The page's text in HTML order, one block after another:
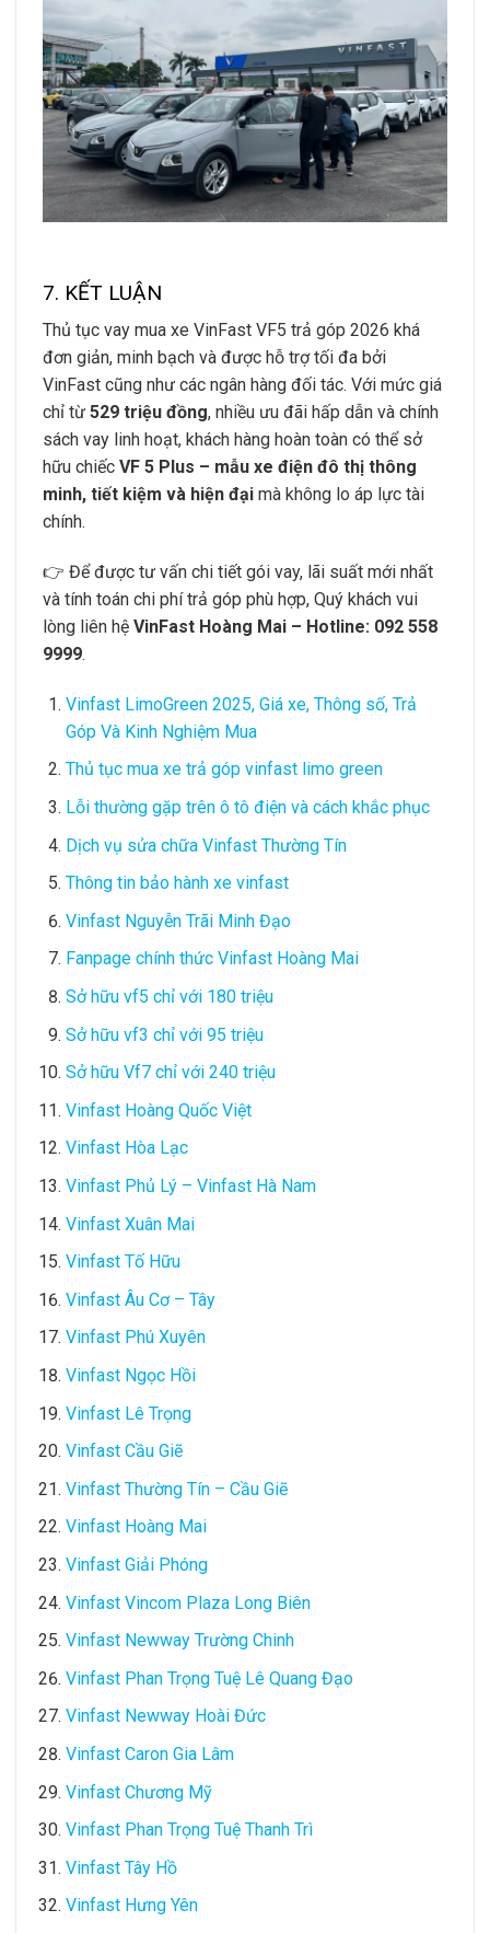
7. KẾT LUẬN
Thủ tục vay mua xe VinFast VF5 trả góp 2026 khá
đơn giản, minh bạch và được hỗ trợ tối đa bởi
VinFast cũng như các ngân hàng đối tác. Với mức giá
chỉ từ 529 triệu đồng, nhiều ưu đãi hấp dẫn và chính
sách vay linh hoạt, khách hàng hoàn toàn có thể sở
hữu chiếc VF 5 Plus – mẫu xe điện đô thị thông
minh, tiết kiệm và hiện đại mà không lo áp lực tài
chính.
👉 Để được tư vấn chi tiết gói vay, lãi suất mới nhất
và tính toán chi phí trả góp phù hợp, Quý khách vui
lòng liên hệ VinFast Hoàng Mai – Hotline: 092 558
9999.
Vinfast LimoGreen 2025, Giá xe, Thông số, Trả
Góp Và Kinh Nghiệm Mua
Thủ tục mua xe trả góp vinfast limo green
Lỗi thường gặp trên ô tô điện và cách khắc phục
Dịch vụ sửa chữa Vinfast Thường Tín
Thông tin bảo hành xe vinfast
Vinfast Nguyễn Trãi Minh Đạo
Fanpage chính thức Vinfast Hoàng Mai
Sở hữu vf5 chỉ với 180 triệu
Sở hữu vf3 chỉ với 95 triệu
Sở hữu Vf7 chỉ với 240 triệu
Vinfast Hoàng Quốc Việt
Vinfast Hòa Lạc
Vinfast Phủ Lý – Vinfast Hà Nam
Vinfast Xuân Mai
Vinfast Tố Hữu
Vinfast Âu Cơ – Tây
Vinfast Phú Xuyên
Vinfast Ngọc Hồi
Vinfast Lê Trọng
Vinfast Cầu Giẽ
Vinfast Thường Tín – Cầu Giẽ
Vinfast Hoàng Mai
Vinfast Giải Phóng
Vinfast Vincom Plaza Long Biên
Vinfast Newway Trường Chinh
Vinfast Phan Trọng Tuệ Lê Quang Đạo
Vinfast Newway Hoài Đức
Vinfast Caron Gia Lâm
Vinfast Chương Mỹ
Vinfast Phan Trọng Tuệ Thanh Trì
Vinfast Tây Hồ
Vinfast Hưng Yên